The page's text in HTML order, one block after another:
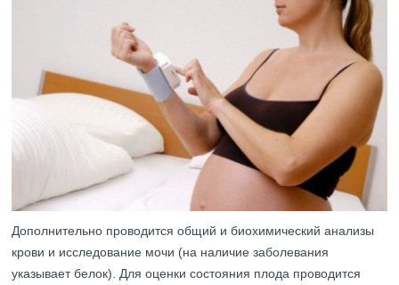
Дополнительно проводится общий и биохимический анализы
крови и исследование мочи (на наличие заболевания
указывает белок). Для оценки состояния плода проводится